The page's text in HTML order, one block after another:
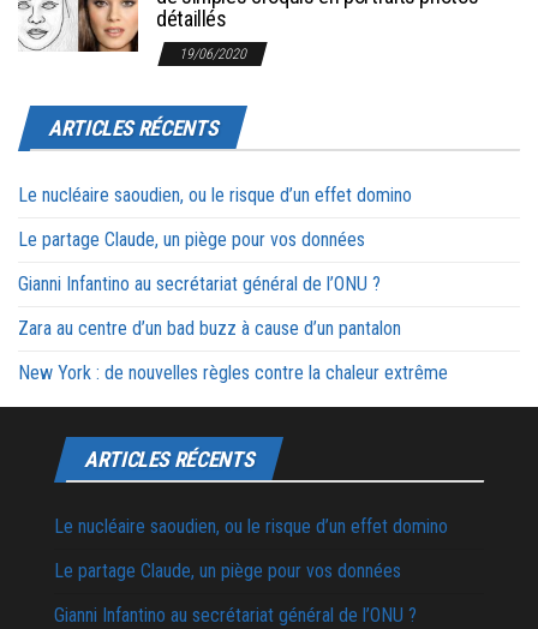
détaillés
19/06/2020
ARTICLES RÉCENTS
Le nucléaire saoudien, ou le risque d’un effet domino
Le partage Claude, un piège pour vos données
Gianni Infantino au secrétariat général de l’ONU ?
Zara au centre d’un bad buzz à cause d’un pantalon
New York : de nouvelles règles contre la chaleur extrême
ARTICLES RÉCENTS
Le nucléaire saoudien, ou le risque d’un effet domino
Le partage Claude, un piège pour vos données
Gianni Infantino au secrétariat général de l’ONU ?